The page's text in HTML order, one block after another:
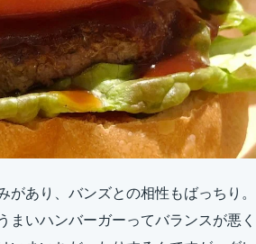
があり、バンズとの相性もばっちり。
まいハンバーガーってバランスが悪く